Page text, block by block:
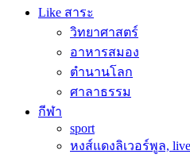
Like สาระ
วิทยาศาสตร์
อาหารสมอง
ตำนานโลก
ศาลาธรรม
กีฬา
sport
หงส์แดงลิเวอร์พูล,